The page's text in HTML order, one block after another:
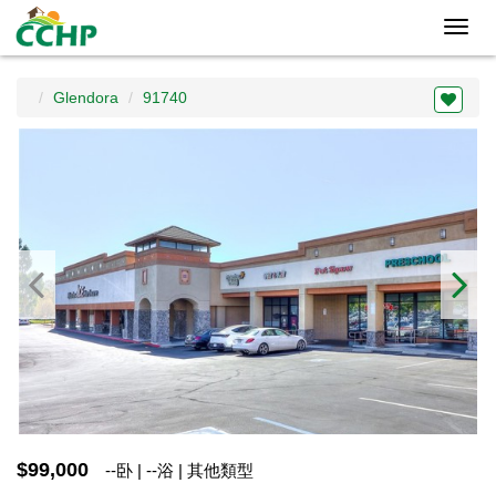
Glendora 91740
$99,000
--卧 | --浴 | 其他類型